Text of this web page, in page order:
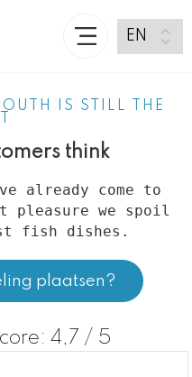
IS STILL THE
think
already come to
pleasure we spoil
fish dishes.
plaatsen?
4,7 / 5